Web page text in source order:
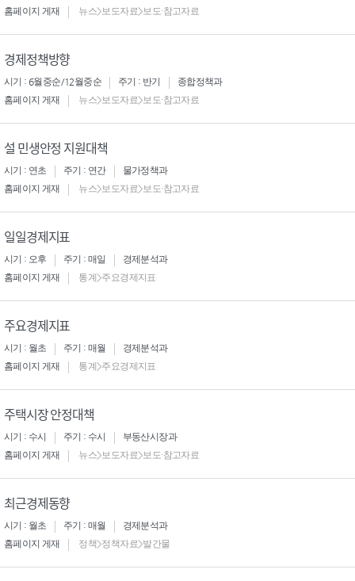
홈페이지 게재
뉴스>보도자료>보도·참고자료
경제정책방향
시기 : 6월중순/12월중순 주기 : 반기
종합정책과
홈페이지 게재
뉴스>보도자료>보도·참고자료
설 민생안정 지원대책
시기 : 연초 주기 : 연간
물가정책과
홈페이지 게재
뉴스>보도자료>보도·참고자료
일일경제지표
시기 : 오후 주기 : 매일
경제분석과
홈페이지 게재
통계>주요경제지표
주요경제지표
시기 : 월초 주기 : 매월
경제분석과
홈페이지 게재
통계>주요경제지표
주택시장 안정대책
시기 : 수시 주기 : 수시
부동산시장과
홈페이지 게재
뉴스>보도자료>보도·참고자료
최근경제동향
시기 : 월초 주기 : 매월
경제분석과
홈페이지 게재
정책>정책자료>발간물